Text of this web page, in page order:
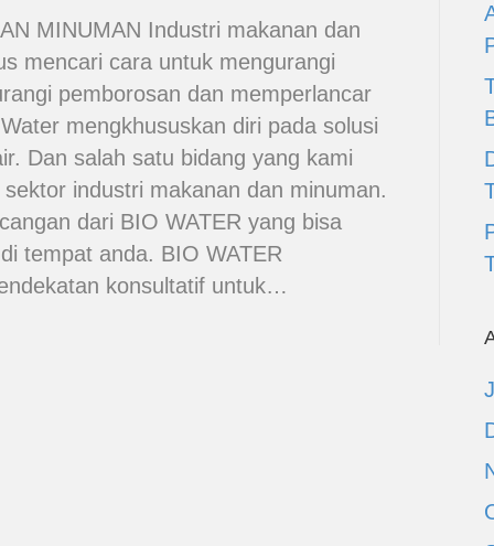
MINUMAN Industri makanan dan
mencari cara untuk mengurangi
pemborosan dan memperlancar
mengkhususkan diri pada solusi
Dan salah satu bidang yang kami
industri makanan dan minuman.
dari BIO WATER yang bisa
tempat anda. BIO WATER
konsultatif untuk…